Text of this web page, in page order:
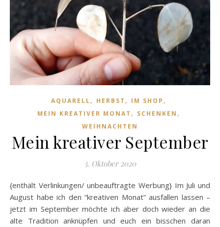
AQUARELL, HERBST , IM SHOP ,
MEIN KREATIVER MONAT , SCHENKEN ,
WEIHNACHTEN
Mein kreativer September
5. Oktober 2020
{enthält Verlinkungen/ unbeauftragte Werbung} Im Juli und
August habe ich den “kreativen Monat” ausfallen lassen –
jetzt im September möchte ich aber doch wieder an die
alte Tradition anknüpfen und euch ein bisschen daran